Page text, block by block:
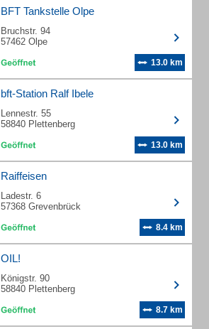
BFT Tankstelle Olpe
Bruchstr. 94
57462 Olpe
13.0 km
bft-Station Ralf Ibele
Lennestr. 55
58840 Plettenberg
13.0 km
Raiffeisen
Ladestr. 6
57368 Grevenbrück
8.4 km
OIL!
Königstr. 90
58840 Plettenberg
8.7 km